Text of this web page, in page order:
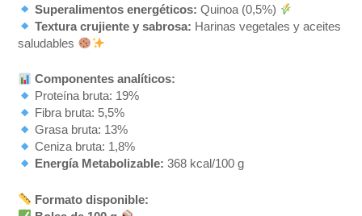
Superalimentos energéticos: Quinoa (0,5%)
Textura crujiente y sabrosa: Harinas vegetales y aceites
saludables
Componentes analíticos:
Proteína bruta: 19%
Fibra bruta: 5,5%
Grasa bruta: 13%
Ceniza bruta: 1,8%
Energía Metabolizable: 368 kcal/100 g
Formato disponible: